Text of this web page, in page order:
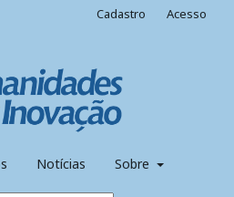
Notícias Sobre
Cadastro Acesso